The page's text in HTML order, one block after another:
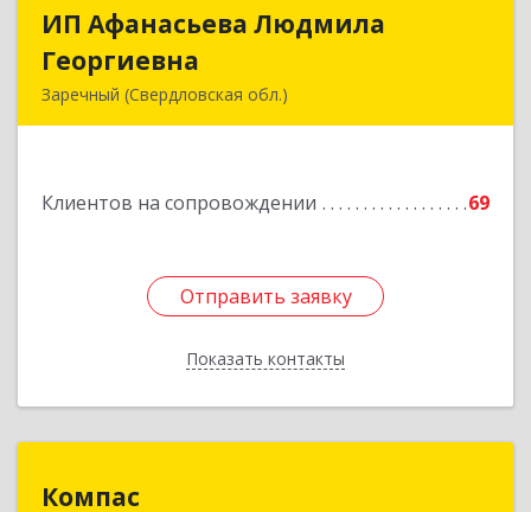
ИП Афанасьева Людмила
Георгиевна
Заречный (Свердловская обл.)
Клиентов на сопровождении 69
Отправить заявку
Показать контакты
ИП Афанасьева Людмила
Подробнее
Отправить заявку
Назад
Компас